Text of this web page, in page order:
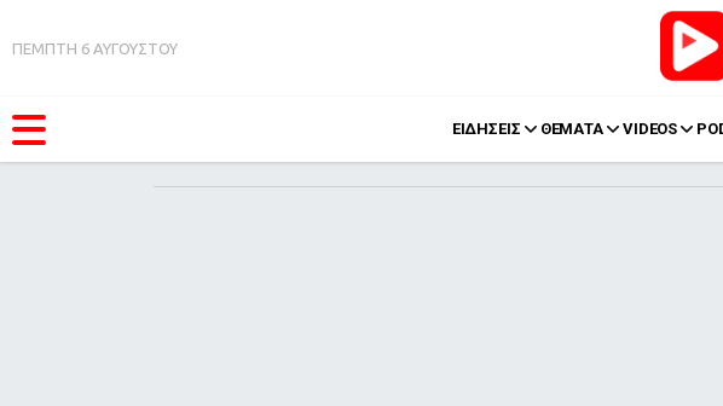
ΠΕΜΠΤΗ 6 ΑΥΓΟΥΣΤΟΥ
ΕΙΔΗΣΕΙΣ ΘΕΜΑΤΑ VIDEOS